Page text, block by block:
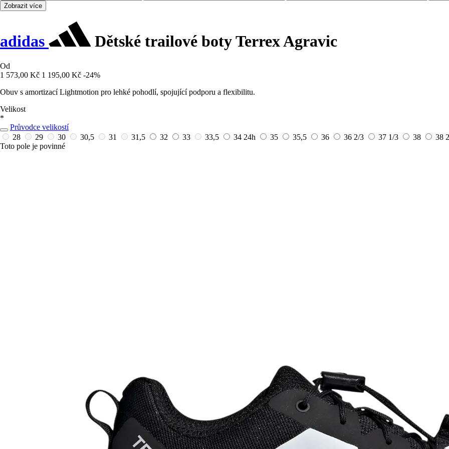
Zobrazit více
adidas Dětské trailové boty Terrex Agravic
Od
1 573,00 Kč 1 195,00 Kč -24%
Obuv s amortizací Lightmotion pro lehké pohodlí, spojující podporu a flexibilitu.
Velikost
*
Průvodce velikostí
28
29 30 30,5 31 31,5 32 33 33,5 34 24h 35 35,5 36 36 2/3 37 1/3 38
38
Toto pole je povinné